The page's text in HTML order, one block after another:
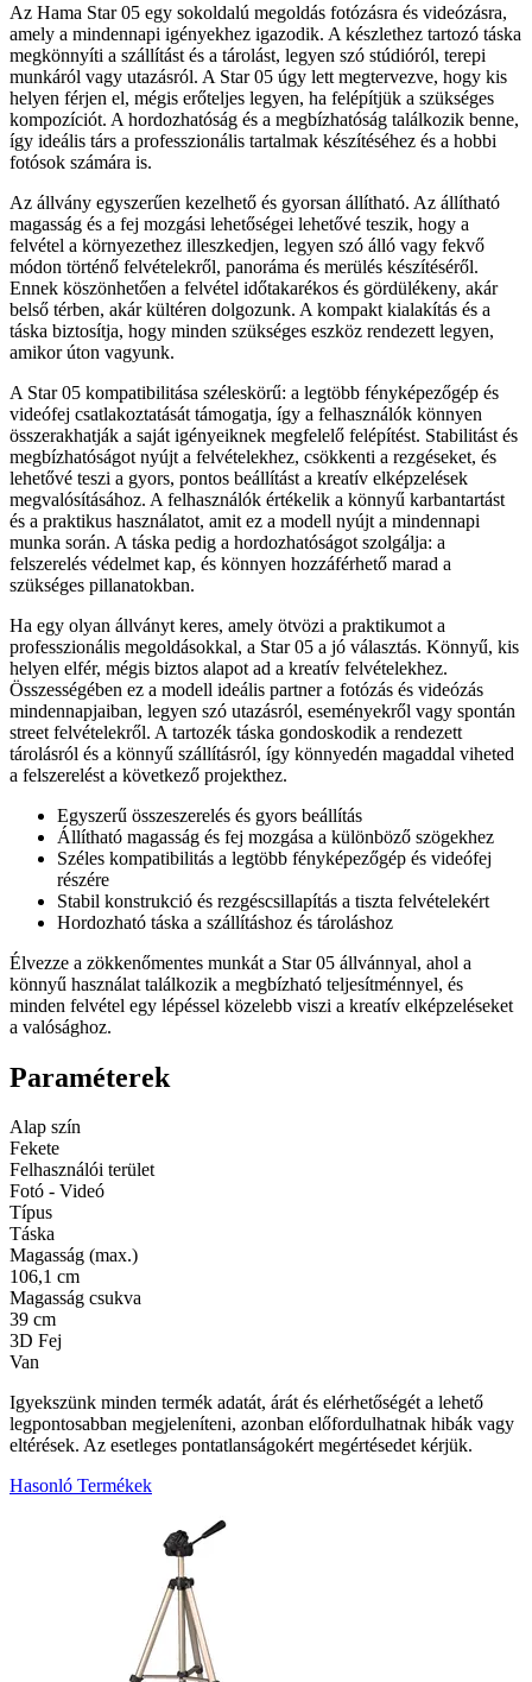
Az Hama Star 05 egy sokoldalú megoldás fotózásra és videózásra,
amely a mindennapi igényekhez igazodik. A készlethez tartozó táska
megkönnyíti a szállítást és a tárolást, legyen szó stúdióról, terepi
munkáról vagy utazásról. A Star 05 úgy lett megtervezve, hogy kis
helyen férjen el, mégis erőteljes legyen, ha felépítjük a szükséges
kompozíciót. A hordozhatóság és a megbízhatóság találkozik benne,
így ideális társ a professzionális tartalmak készítéséhez és a hobbi
fotósok számára is.
Az állvány egyszerűen kezelhető és gyorsan állítható. Az állítható
magasság és a fej mozgási lehetőségei lehetővé teszik, hogy a
felvétel a környezethez illeszkedjen, legyen szó álló vagy fekvő
módon történő felvételekről, panoráma és merülés készítéséről.
Ennek köszönhetően a felvétel időtakarékos és gördülékeny, akár
belső térben, akár kültéren dolgozunk. A kompakt kialakítás és a
táska biztosítja, hogy minden szükséges eszköz rendezett legyen,
amikor úton vagyunk.
A Star 05 kompatibilitása széleskörű: a legtöbb fényképezőgép és
videófej csatlakoztatását támogatja, így a felhasználók könnyen
összerakhatják a saját igényeiknek megfelelő felépítést. Stabilitást és
megbízhatóságot nyújt a felvételekhez, csökkenti a rezgéseket, és
lehetővé teszi a gyors, pontos beállítást a kreatív elképzelések
megvalósításához. A felhasználók értékelik a könnyű karbantartást
és a praktikus használatot, amit ez a modell nyújt a mindennapi
munka során. A táska pedig a hordozhatóságot szolgálja: a
felszerelés védelmet kap, és könnyen hozzáférhető marad a
szükséges pillanatokban.
Ha egy olyan állványt keres, amely ötvözi a praktikumot a
professzionális megoldásokkal, a Star 05 a jó választás. Könnyű, kis
helyen elfér, mégis biztos alapot ad a kreatív felvételekhez.
Összességében ez a modell ideális partner a fotózás és videózás
mindennapjaiban, legyen szó utazásról, eseményekről vagy spontán
street felvételekről. A tartozék táska gondoskodik a rendezett
tárolásról és a könnyű szállításról, így könnyedén magaddal viheted
a felszerelést a következő projekthez.
Egyszerű összeszerelés és gyors beállítás
Állítható magasság és fej mozgása a különböző szögekhez
Széles kompatibilitás a legtöbb fényképezőgép és videófej
részére
Stabil konstrukció és rezgéscsillapítás a tiszta felvételekért
Hordozható táska a szállításhoz és tároláshoz
Élvezze a zökkenőmentes munkát a Star 05 állvánnyal, ahol a
könnyű használat találkozik a megbízható teljesítménnyel, és
minden felvétel egy lépéssel közelebb viszi a kreatív elképzeléseket
a valósághoz.
Paraméterek
Alap szín
Fekete
Felhasználói terület
Fotó - Videó
Típus
Táska
Magasság (max.)
106,1 cm
Magasság csukva
39 cm
3D Fej
Van
Igyekszünk minden termék adatát, árát és elérhetőségét a lehető
legpontosabban megjeleníteni, azonban előfordulhatnak hibák vagy
eltérések. Az esetleges pontatlanságokért megértésedet kérjük.
Hasonló Termékek